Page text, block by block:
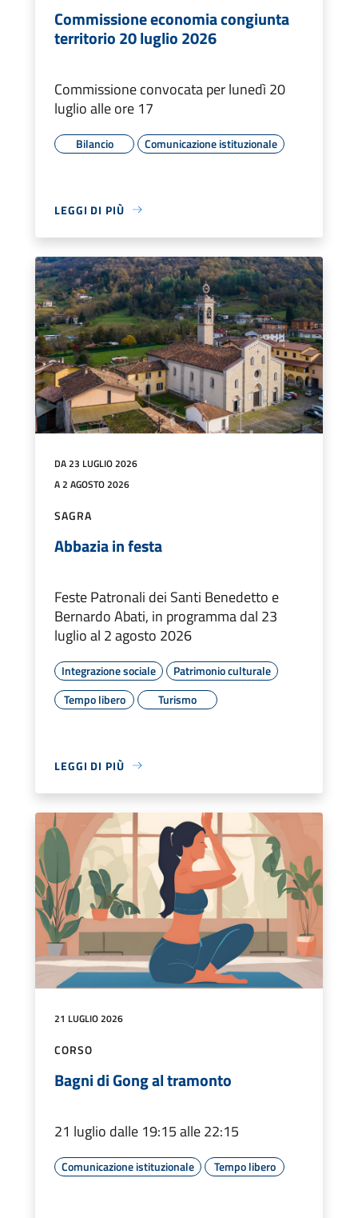
Commissione economia congiunta
territorio 20 luglio 2026
Commissione convocata per lunedì 20
luglio alle ore 17
Bilancio Comunicazione istituzionale
LEGGI DI PIÙ
DA 23 LUGLIO 2026
A 2 AGOSTO 2026
SAGRA
Abbazia in festa
Feste Patronali dei Santi Benedetto e
Bernardo Abati, in programma dal 23
luglio al 2 agosto 2026
Integrazione sociale
Patrimonio culturale
Tempo libero
Turismo
LEGGI DI PIÙ
21 LUGLIO 2026
CORSO
Bagni di Gong al tramonto
21 luglio dalle 19:15 alle 22:15
Comunicazione istituzionale Tempo libero